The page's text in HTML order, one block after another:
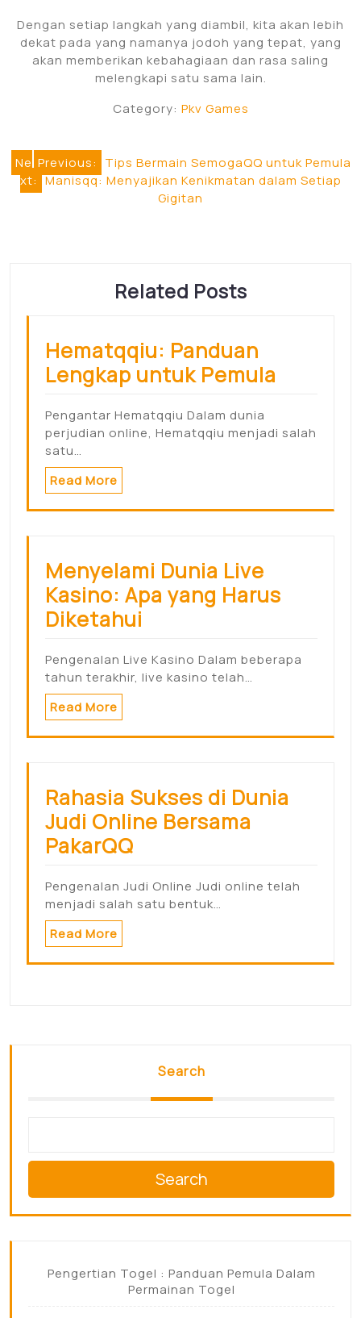
Dengan setiap langkah yang diambil, kita akan lebih
dekat pada yang namanya jodoh yang tepat, yang
akan memberikan kebahagiaan dan rasa saling
melengkapi satu sama lain.
Category: Pkv Games
Post
navigation
Previous: Tips Bermain SemogaQQ untuk Pemula
Ne
xt: Manisqq: Menyajikan Kenikmatan dalam Setiap
Gigitan
Related Posts
Hematqqiu: Panduan
Lengkap untuk Pemula
Pengantar Hematqqiu Dalam dunia
perjudian online, Hematqqiu menjadi salah
satu…
Read More
Menyelami Dunia Live
Kasino: Apa yang Harus
Diketahui
Pengenalan Live Kasino Dalam beberapa
tahun terakhir, live kasino telah…
Read More
Rahasia Sukses di Dunia
Judi Online Bersama
PakarQQ
Pengenalan Judi Online Judi online telah
menjadi salah satu bentuk…
Read More
Search
Search
Pengertian Togel : Panduan Pemula Dalam
Permainan Togel